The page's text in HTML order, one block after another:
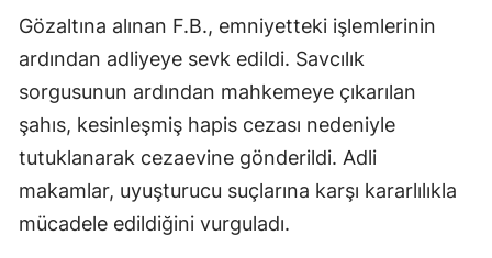
Gözaltına alınan F.B., emniyetteki işlemlerinin
ardından adliyeye sevk edildi. Savcılık
sorgusunun ardından mahkemeye çıkarılan
şahıs, kesinleşmiş hapis cezası nedeniyle
tutuklanarak cezaevine gönderildi. Adli
makamlar, uyuşturucu suçlarına karşı kararlılıkla
mücadele edildiğini vurguladı.